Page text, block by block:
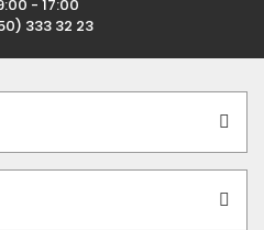
- 17:00
333 32 23